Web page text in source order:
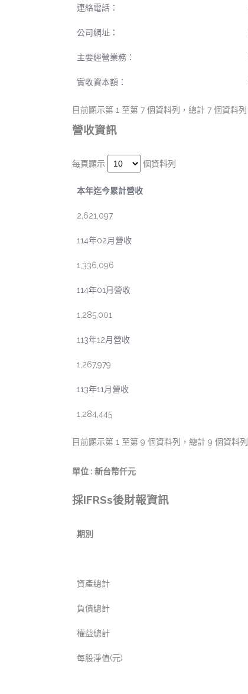
連絡電話：
公司網址：
主要經營業務：
實收資本額：
目前顯示第 1 至第 7 個資料列，總計 7 個資料列
營收資訊
每頁顯示 個資料列
本年迄今累計營收
2,621,097
114年02月營收
1,336,096
114年01月營收
1,285,001
113年12月營收
1,267,979
113年11月營收
1,284,445
目前顯示第 1 至第 9 個資料列，總計 9 個資料列
單位 : 新台幣仟元
採IFRSs後財報資訊
期別
資產總計
負債總計
權益總計
每股淨值(元)